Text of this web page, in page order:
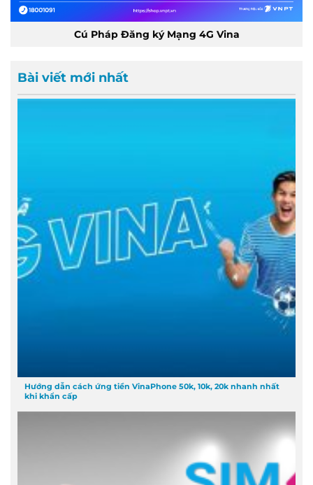
Cú Pháp Đăng ký Mạng 4G Vina
Bài viết mới nhất
Hướng dẫn cách ứng tiền VinaPhone 50k, 10k, 20k nhanh nhất
khi khẩn cấp